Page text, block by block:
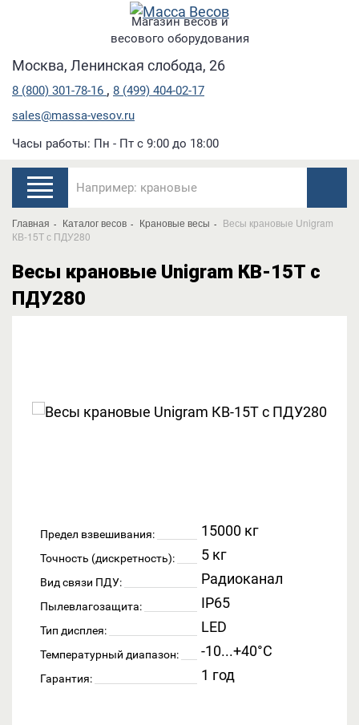
Магазин весов и
весового оборудования
Москва, Ленинская слобода, 26
8 (800) 301-78-16 , 8 (499) 404-02-17
sales@massa-vesov.ru
Часы работы: Пн - Пт с 9:00 до 18:00
Главная Каталог весов Крановые весы
Весы крановые Unigram
КВ-15Т с ПДУ280
Весы крановые Unigram КВ-15Т с
ПДУ280
Предел взвешивания: 15000 кг
Точность (дискретность): 5 кг
Вид связи ПДУ: Радиоканал
Пылевлагозащита: IP65
Тип дисплея: LED
Температурный диапазон: -10...+40°C
Гарантия: 1 год